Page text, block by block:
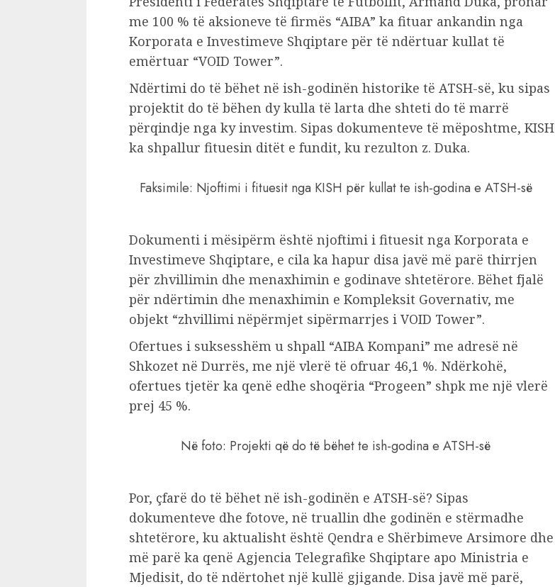
me 100 % të aksioneve të firmës “AIBA” ka fituar ankandin nga
Korporata e Investimeve Shqiptare për të ndërtuar kullat të
emërtuar “VOID Tower”.
Ndërtimi do të bëhet në ish-godinën historike të ATSH-së, ku sipas
projektit do të bëhen dy kulla të larta dhe shteti do të marrë
përqindje nga ky investim. Sipas dokumenteve të mëposhtme, KISH
ka shpallur fituesin ditët e fundit, ku rezulton z. Duka.
Faksimile: Njoftimi i fituesit nga KISH për kullat te ish-godina e ATSH-së
Dokumenti i mësipërm është njoftimi i fituesit nga Korporata e
Investimeve Shqiptare, e cila ka hapur disa javë më parë thirrjen
për zhvillimin dhe menaxhimin e godinave shtetërore. Bëhet fjalë
për ndërtimin dhe menaxhimin e Kompleksit Governativ, me
objekt “zhvillimi nëpërmjet sipërmarrjes i VOID Tower”.
Ofertues i suksesshëm u shpall “AIBA Kompani” me adresë në
Shkozet në Durrës, me një vlerë të ofruar 46,1 %. Ndërkohë,
ofertues tjetër ka qenë edhe shoqëria “Progeen” shpk me një vlerë
prej 45 %.
Në foto: Projekti që do të bëhet te ish-godina e ATSH-së
Por, çfarë do të bëhet në ish-godinën e ATSH-së? Sipas
dokumenteve dhe fotove, në truallin dhe godinën e stërmadhe
shtetërore, ku aktualisht është Qendra e Shërbimeve Arsimore dhe
më parë ka qenë Agjencia Telegrafike Shqiptare apo Ministria e
Mjedisit, do të ndërtohet një kullë gjigande. Disa javë më parë,